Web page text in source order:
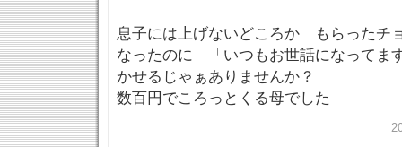
息子には上げないどころか もらったチ
なったのに 「いつもお世話になってま
かせるじゃぁありませんか？
数百円でころっとくる母でした